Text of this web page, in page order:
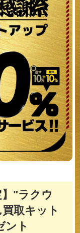
】"ラクウ
取キット
ント